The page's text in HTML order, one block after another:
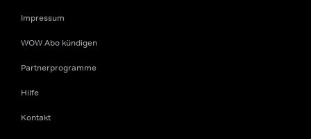
Impressum
WOW Abo kündigen
Partnerprogramme
Hilfe
Kontakt